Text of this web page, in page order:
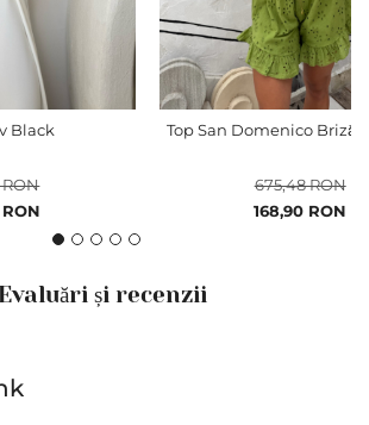
Black
RON
Top San Domenico Briză
Pret
168,90 RON
675,48 RON
Evaluări și recenzii